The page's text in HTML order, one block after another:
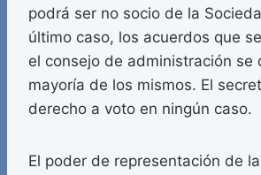
podrá ser no socio de la
último caso, los acuerdos que
el consejo de administración se
mayoría de los mismos. El
derecho a voto en ningún caso.
El poder de representación de